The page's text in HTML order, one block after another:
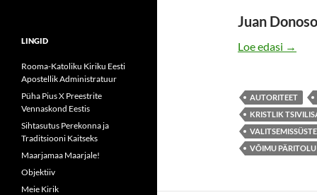
Juan
Loe edasi →
AUTORITEET
KRISTLIK
VÕIMU
LINGID
Rooma-Katoliku Kiriku Eesti
Apostellik Administratuur
Püha Pius X Preestrite
Vennaskond Eestis
Sihtasutus Perekonna ja
Traditsiooni Kaitseks
Maarjamaa Maarjale!
Objektiiv
Meie Kirik